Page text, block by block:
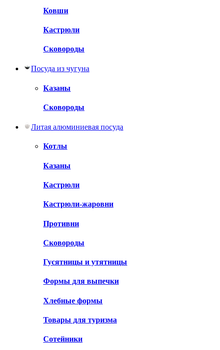
Ковши
Кастрюли
Сковороды
Посуда из чугуна
Казаны
Сковороды
Литая алюминиевая посуда
Котлы
Казаны
Кастрюли
Кастрюли-жаровни
Противни
Сковороды
Гусятницы и утятницы
Формы для выпечки
Хлебные формы
Товары для туризма
Сотейники